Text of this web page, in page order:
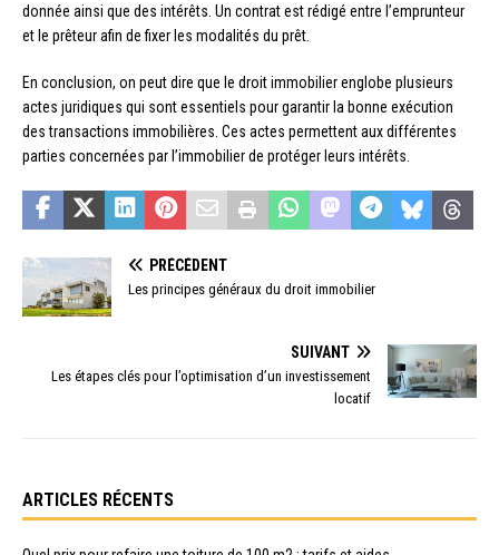
donnée ainsi que des intérêts. Un contrat est rédigé entre l’emprunteur
et le prêteur afin de fixer les modalités du prêt.
En conclusion, on peut dire que le droit immobilier englobe plusieurs
actes juridiques qui sont essentiels pour garantir la bonne exécution
des transactions immobilières. Ces actes permettent aux différentes
parties concernées par l’immobilier de protéger leurs intérêts.
PRÉCÉDENT
Les principes généraux du droit immobilier
SUIVANT
Les étapes clés pour l’optimisation d’un investissement
locatif
ARTICLES RÉCENTS